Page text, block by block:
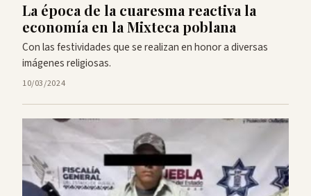
La época de la cuaresma reactiva la
economía en la Mixteca poblana
Con las festividades que se realizan en honor a diversas
imágenes religiosas.
10/03/2024